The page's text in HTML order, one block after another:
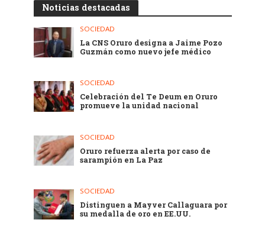
Noticias destacadas
SOCIEDAD
La CNS Oruro designa a Jaime Pozo
Guzmán como nuevo jefe médico
SOCIEDAD
Celebración del Te Deum en Oruro
promueve la unidad nacional
SOCIEDAD
Oruro refuerza alerta por caso de
sarampión en La Paz
SOCIEDAD
Distinguen a Mayver Callaguara por
su medalla de oro en EE.UU.